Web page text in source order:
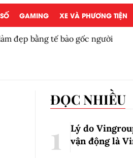
GAMING XE VÀ PHƯƠNG TIỆN
đẹp bằng tế bào gốc người
ĐỌC NHIỀU
Lý do
vận động là